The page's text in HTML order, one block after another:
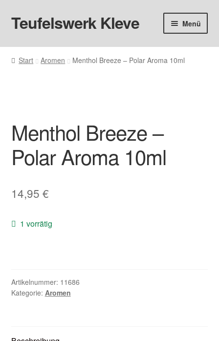
Zur
Navigation
Zum
Inhalt
Teufelswerk Kleve Menü
Startseite
Liquids
Big Puff
Basen & Nikotin
Zubehör
Kontaktformular
Start Aromen Menthol Breeze – Polar Aroma 10ml
Menthol Breeze –
Polar Aroma 10ml
14,95 €
1 vorrätig
Artikelnummer: 11686
Kategorie: Aromen